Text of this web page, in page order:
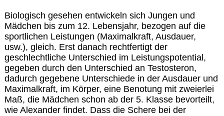
Biologisch gesehen entwickeln sich Jungen und
Mädchen bis zum 12. Lebensjahr, bezogen auf die
sportlichen Leistungen (Maximalkraft, Ausdauer,
usw.), gleich. Erst danach rechtfertigt der
geschlechtliche Unterschied im Leistungspotential,
gegeben durch den Unterschied an Testosteron,
dadurch gegebene Unterschiede in der Ausdauer und
Maximalkraft, im Körper, eine Benotung mit zweierlei
Maß, die Mädchen schon ab der 5. Klasse bevorteilt,
wie Alexander findet. Dass die Schere bei der